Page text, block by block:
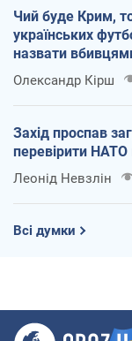
Чий буде Крим,
українських
назвати
Олександр Кірш
Захід проспав
перевірити НАТО
Леонід Невзлін
Всі думки